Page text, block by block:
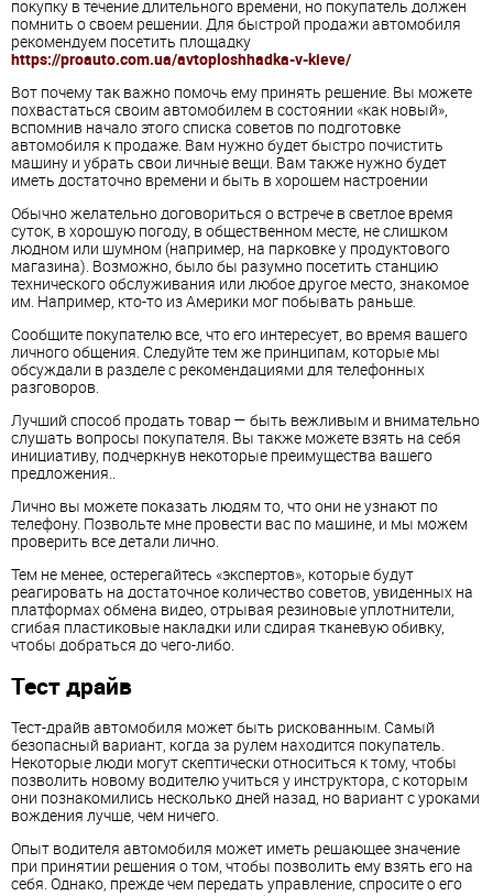
покупку в течение длительного времени, но покупатель должен
помнить о своем решении. Для быстрой продажи автомобиля
рекомендуем посетить площадку
https://proauto.com.ua/avtoploshhadka-v-kieve/
Вот почему так важно помочь ему принять решение. Вы можете
похвастаться своим автомобилем в состоянии «как новый»,
вспомнив начало этого списка советов по подготовке
автомобиля к продаже. Вам нужно будет быстро почистить
машину и убрать свои личные вещи. Вам также нужно будет
иметь достаточно времени и быть в хорошем настроении
Обычно желательно договориться о встрече в светлое время
суток, в хорошую погоду, в общественном месте, не слишком
людном или шумном (например, на парковке у продуктового
магазина). Возможно, было бы разумно посетить станцию
технического обслуживания или любое другое место, знакомое
им. Например, кто-то из Америки мог побывать раньше.
Сообщите покупателю все, что его интересует, во время вашего
личного общения. Следуйте тем же принципам, которые мы
обсуждали в разделе с рекомендациями для телефонных
разговоров.
Лучший способ продать товар — быть вежливым и внимательно
слушать вопросы покупателя. Вы также можете взять на себя
инициативу, подчеркнув некоторые преимущества вашего
предложения..
Лично вы можете показать людям то, что они не узнают по
телефону. Позвольте мне провести вас по машине, и мы можем
проверить все детали лично.
Тем не менее, остерегайтесь «экспертов», которые будут
реагировать на достаточное количество советов, увиденных на
платформах обмена видео, отрывая резиновые уплотнители,
сгибая пластиковые накладки или сдирая тканевую обивку,
чтобы добраться до чего-либо.
Тест драйв
Тест-драйв автомобиля может быть рискованным. Самый
безопасный вариант, когда за рулем находится покупатель.
Некоторые люди могут скептически относиться к тому, чтобы
позволить новому водителю учиться у инструктора, с которым
они познакомились несколько дней назад, но вариант с уроками
вождения лучше, чем ничего.
Опыт водителя автомобиля может иметь решающее значение
при принятии решения о том, чтобы позволить ему взять его на
себя. Однако, прежде чем передать управление, спросите о его